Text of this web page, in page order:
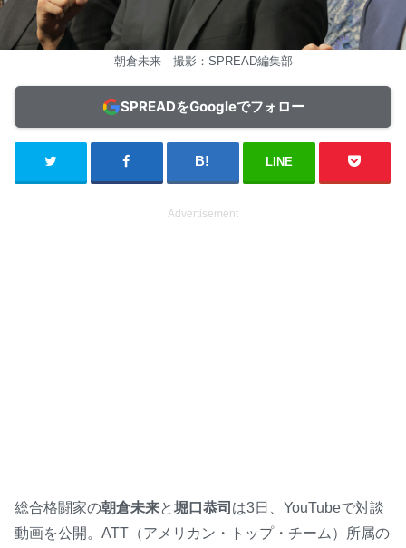
朝倉未来 撮影：SPREAD編集部
SPREADをGoogleでフォロー
LINE
Advertisement
総合格闘家の朝倉未来と堀口恭司 は3日、YouTubeで対談
動画を公開。ATT（アメリカン・トップ・チーム）所属の